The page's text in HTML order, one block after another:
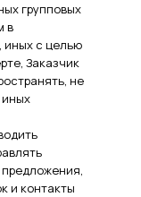
групповых
в
иных с целью
Заказчик
не
и контакты